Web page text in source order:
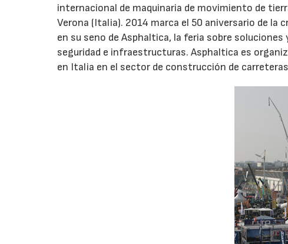
internacional de maquinaria de movimiento de
Verona (Italia). 2014 marca el 50 aniversario de la
en su seno de Asphaltica, la feria sobre
seguridad e infraestructuras. Asphaltica es
en Italia en el sector de construcción de